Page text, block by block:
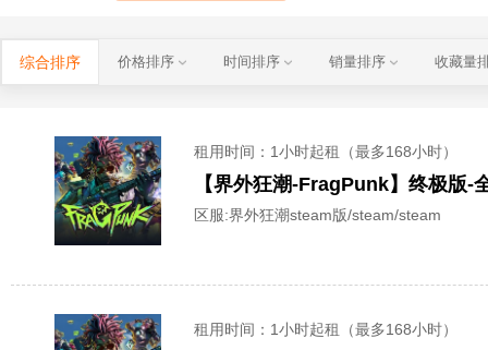
综合排序 价格排序 时间排序 销量排序 收藏量
租用时间 ：1小时起租（最多168小时）
【界外狂潮-FragPunk】终极版-
区服:界外狂潮steam版/steam/steam
租用时间 ：1小时起租（最多168小时）